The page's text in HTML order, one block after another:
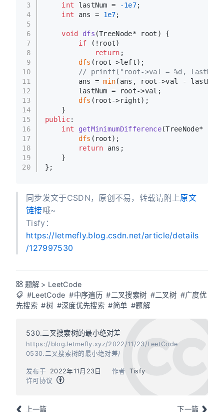
3
4
5
6
7
8
9
10
11
12
13
14
15
16
17
18
19
20
int lastNum = -1e7;
int ans = 1e7;
void dfs (TreeNode* root)
{
if (!root)
return ;
dfs (root->left);
// printf("root->val = %d,
        ans =
min(ans, root->val -
        lastNum = root->val;
dfs (root->right);
    }
public:
int
getMinimumDifference(TreeNode*
dfs (root);
return ans;
    }
};
同步发文于CSDN，原创不易，转载请附上原文
链接哦~
Tisfy：
https://letmefly.blog.csdn.net/article/details
/127997530
题解 > LeetCode
#LeetCode #中序遍历 #二叉搜索树 #二叉树 #广度优
先搜索 #树 #深度优先搜索 #简单 #题解
530.二叉搜索树的最小绝对差
https://blog.letmefly.xyz/2022/11/23/LeetCode
0530.二叉搜索树的最小绝对差/
作者 Tisfy
发布于
2022年11月23日
许可协议
上一篇 下一篇